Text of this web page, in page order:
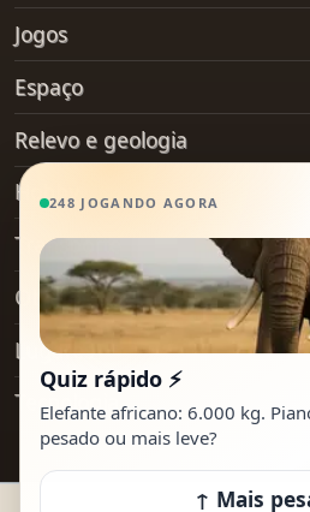
Jogos
Espaço
Relevo e geologia
Hobby
Transporte
Objetos do dia a dia
Lugares
Tecnologia